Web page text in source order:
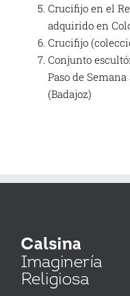
Crucifijo en el
adquirido en
Crucifijo
Conjunto
Paso de
(Badajoz)